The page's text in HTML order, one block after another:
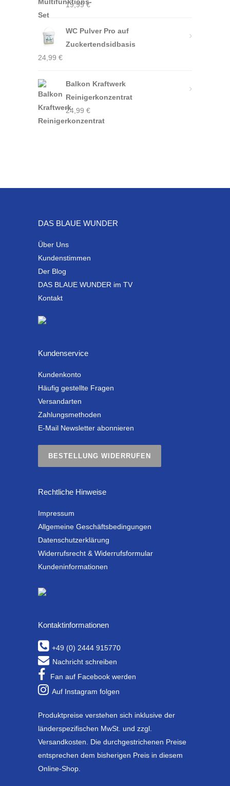
19,99€
WC Pulver Pro auf
Zuckertendsidbasis
24,99 €
Balkon Kraftwerk
Reinigerkonzentrat
24,99 €
DAS BLAUE WUNDER
Über Uns
Kundenstimmen
Der Blog
DAS BLAUE WUNDER im TV
Kontakt
Kundenservice
Kundenkonto
Häufig gestellte Fragen
Versandarten
Zahlungsmethoden
E-Mail Newsletter abonnieren
BESTELLUNG WIDERRUFEN
Rechtliche Hinweise
Impressum
Allgemeine Geschäftsbedingungen
Datenschutzerklärung
Widerrufsrecht & Widerrufsformular
Kundeninformationen
Kontaktinformationen
+49 (0) 2444 915770
Nachricht schreiben
Fan auf Facebook werden
Auf Instagram folgen
Produktpreise verstehen sich inklusive der
länderspezifischen MwSt. und zzgl.
Versandkosten. Die durchgestrichenen Preise
entsprechen dem bisherigen Preis in diesem
Online-Shop.